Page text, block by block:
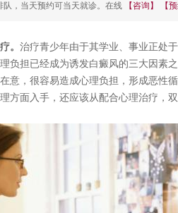
队，当天预约可当天就诊。在线 【咨询】 【
。 治疗青少年由于其学业、事业正处
负担已经成为诱发白癜风的三大因素
意，很容易造成心理负担，形成恶性
方面入手，还应该从配合心理治疗，